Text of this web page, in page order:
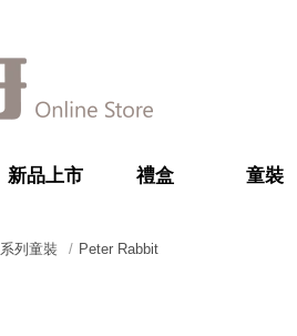
新品上市 禮盒 童裝
系列童裝 Peter Rabbit